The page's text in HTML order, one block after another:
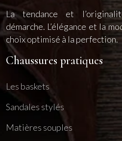
La tendance et
démarche. L’élégance et la
choix optimisé à la perfection.
Chaussures pratiques
Les baskets
Sandales stylés
Matières souples